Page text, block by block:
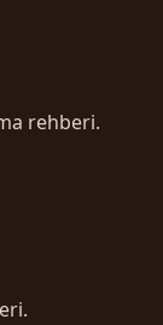
rehberi.